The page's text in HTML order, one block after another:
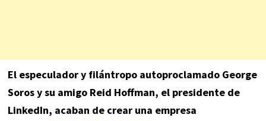
El especulador y filántropo autoproclamado George
Soros y su amigo Reid Hoffman, el presidente ‎de
LinkedIn, acaban de crear una empresa